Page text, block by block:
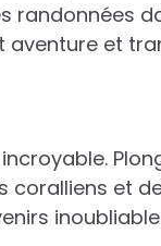
randonnées
et
et